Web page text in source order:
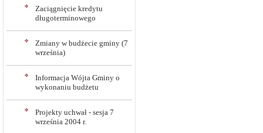
Zaciągnięcie kredytu
długoterminowego
Zmiany w budżecie gminy (7
września)
Informacja Wójta Gminy o
wykonaniu budżetu
Projekty uchwał - sesja 7
września 2004 r.